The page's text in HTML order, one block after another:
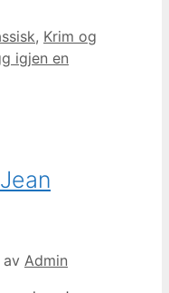
, Krim og
igjen en
av Admin